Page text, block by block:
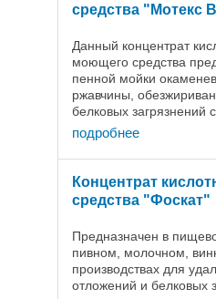
средства "Мотекс
Данный концентрат
моющего средства
пенной мойки
ржавчины,
белковых
керамических,
поверхностей, мойка ...
подробнее
Концентрат
средства "Фоскат"
Предназначен в
пивном, молочном,
производствах для
отложений и белковых